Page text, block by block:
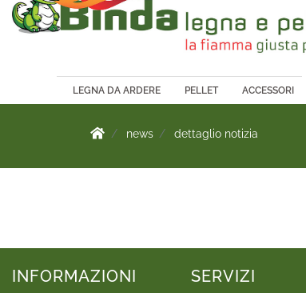
LEGNA DA ARDERE PELLET ACCESSORI
news dettaglio notizia
INFORMAZIONI SERVIZI